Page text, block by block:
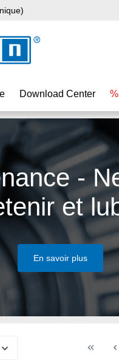
Download Center
-
et
En savoir plus